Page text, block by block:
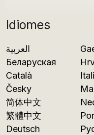
Idiomes
العربية
Беларуская
Català
Česky
简体中文
繁體中文
Deutsch